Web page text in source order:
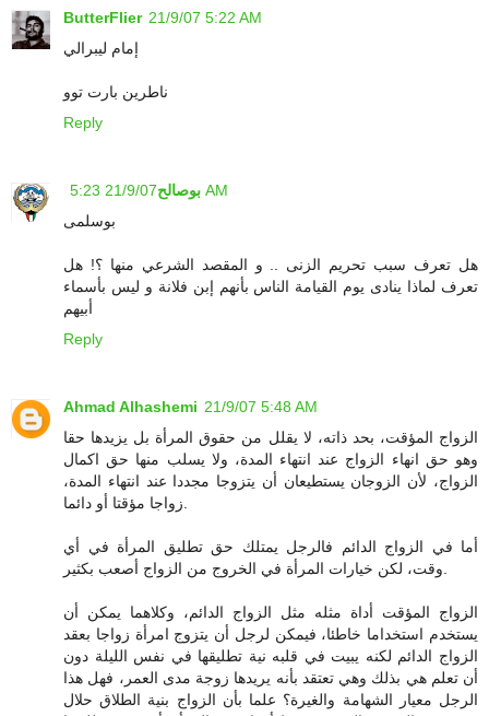
ButterFlier 21/9/07 5:22 AM
إمام ليبرالي
ناطرين بارت توو
Reply
بوصالح 21/9/07 5:23 AM
بوسلمى
هل تعرف سبب تحريم الزنى .. و المقصد الشرعي منها ؟! هل
تعرف لماذا ينادى يوم القيامة الناس بأنهم إبن فلانة و ليس بأسماء
أبيهم
Reply
Ahmad Alhashemi 21/9/07 5:48 AM
الزواج المؤقت، بحد ذاته، لا يقلل من حقوق المرأة بل يزيدها حقا
وهو حق انهاء الزواج عند انتهاء المدة، ولا يسلب منها حق اكمال
الزواج، لأن الزوجان يستطيعان أن يتزوجا مجددا عند انتهاء المدة،
أما في الزواج الدائم فالرجل يمتلك حق تطليق المرأة في أي
الزواج المؤقت أداة مثله مثل الزواج الدائم، وكلاهما يمكن أن
يستخدم استخداما خاطئا، فيمكن لرجل أن يتزوج امرأة زواجا بعقد
الزواج الدائم لكنه يبيت في قلبه نية تطليقها في نفس الليلة دون
أن تعلم هي بذلك وهي تعتقد بأنه يريدها زوجة مدى العمر، فهل هذا
الرجل معيار الشهامة والغيرة؟ علما بأن الزواج بنية الطلاق حلال